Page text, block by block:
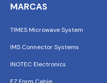
MARCAS
TIMES Microwave System
IMS Connector Systems
INOTEC Electronics